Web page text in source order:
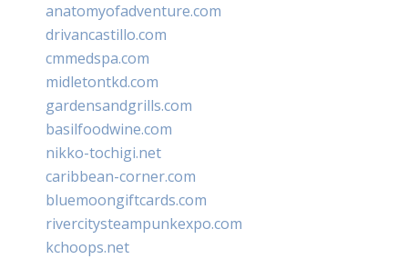
anatomyofadventure.com
drivancastillo.com
cmmedspa.com
midletontkd.com
gardensandgrills.com
basilfoodwine.com
nikko-tochigi.net
caribbean-corner.com
bluemoongiftcards.com
rivercitysteampunkexpo.com
kchoops.net